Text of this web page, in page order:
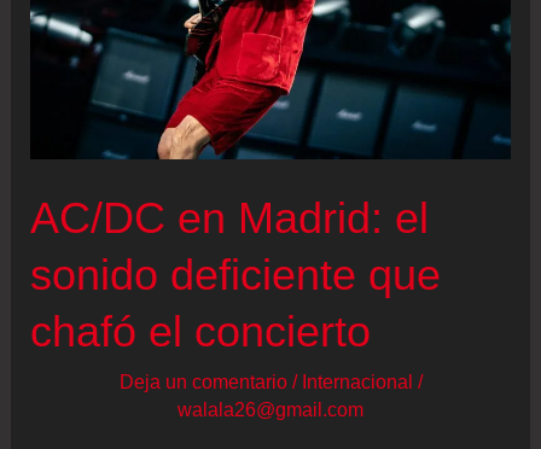
AC/DC en Madrid: el
sonido deficiente que
chafó el concierto
Deja un comentario / Internacional /
walala26@gmail.com